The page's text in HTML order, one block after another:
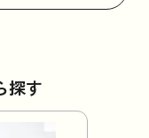
探す